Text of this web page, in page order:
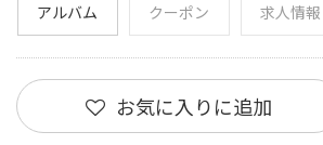
アルバム クーポン 求人情報
お気に入りに追加